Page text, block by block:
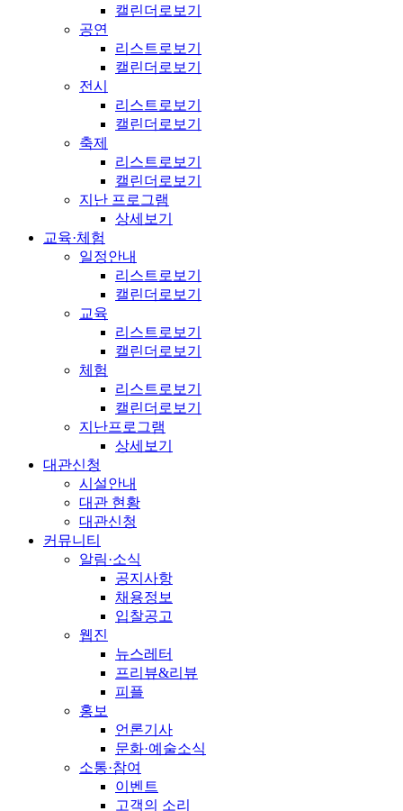
캘린더로보기
공연
리스트로보기
캘린더로보기
전시
리스트로보기
캘린더로보기
축제
리스트로보기
캘린더로보기
지난 프로그램
상세보기
교육·체험
일정안내
리스트로보기
캘린더로보기
교육
리스트로보기
캘린더로보기
체험
리스트로보기
캘린더로보기
지난프로그램
상세보기
대관신청
시설안내
대관 현황
대관신청
커뮤니티
알림·소식
공지사항
채용정보
입찰공고
웹진
뉴스레터
프리뷰&리뷰
피플
홍보
언론기사
문화·예술소식
소통·참여
이벤트
고객의 소리